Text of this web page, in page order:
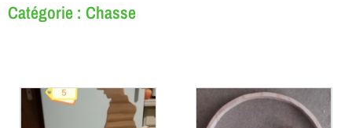
Catégorie : Chasse